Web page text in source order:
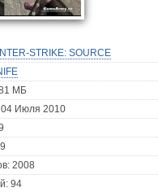
STRIKE: SOURCE
МБ
Июля 2010
2008
94